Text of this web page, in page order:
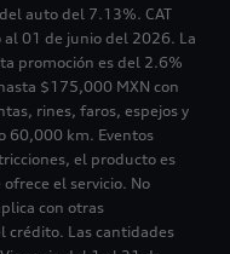
auto del 7.13%. CAT
01 de junio del 2026. La
promoción es del 2.6%
$175,000 MXN con
rines, faros, espejos y
60,000 km. Eventos
el producto es
el servicio. No
con otras
crédito. Las cantidades